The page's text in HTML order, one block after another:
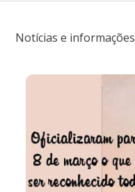
Notícias e